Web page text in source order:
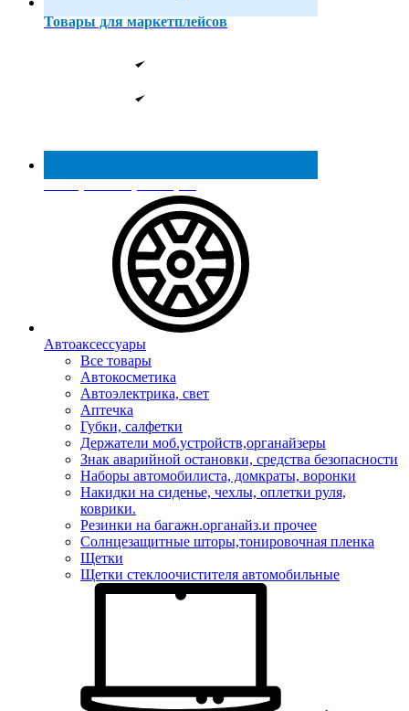
Товары для маркетплейсов
Реестр МинПромТорга
Автоаксессуары
Все товары
Автокосметика
Автоэлектрика, свет
Аптечка
Губки, салфетки
Держатели моб.устройств,органайзеры
Знак аварийной остановки, средства безопасности
Наборы автомобилиста, домкраты, воронки
Накидки на сиденье, чехлы, оплетки руля,
коврики.
Резинки на багажн.органайз.и прочее
Солнцезащитные шторы,тонировочная пленка
Щетки
Щетки стеклоочистителя автомобильные